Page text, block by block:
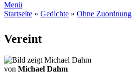
Menü
Startseite » Gedichte » Ohne Zuordnung
Vereint
von Michael Dahm